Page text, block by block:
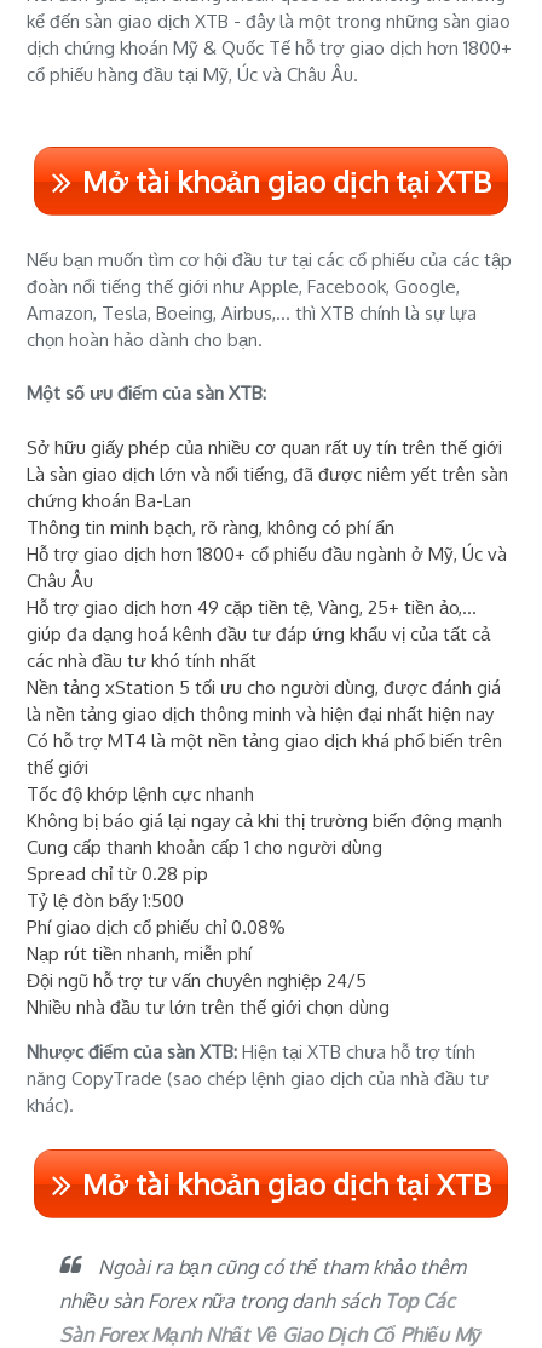
kể đến sàn giao dịch XTB - đây là một trong những sàn giao
dịch chứng khoán Mỹ & Quốc Tế hỗ trợ giao dịch hơn 1800+
cổ phiếu hàng đầu tại Mỹ, Úc và Châu Âu.
Mở tài khoản giao dịch tại XTB
Nếu bạn muốn tìm cơ hội đầu tư tại các cổ phiếu của các tập
đoàn nổi tiếng thế giới như Apple, Facebook, Google,
Amazon, Tesla, Boeing, Airbus,... thì XTB chính là sự lựa
chọn hoàn hảo dành cho bạn.
Một số ưu điểm của sàn XTB:
Sở hữu giấy phép của nhiều cơ quan rất uy tín trên thế giới
Là sàn giao dịch lớn và nổi tiếng, đã được niêm yết trên sàn
chứng khoán Ba-Lan
Thông tin minh bạch, rõ ràng, không có phí ẩn
Hỗ trợ giao dịch hơn 1800+ cổ phiếu đầu ngành ở Mỹ, Úc và
Châu Âu
Hỗ trợ giao dịch hơn 49 cặp tiền tệ, Vàng, 25+ tiền ảo,...
giúp đa dạng hoá kênh đầu tư đáp ứng khẩu vị của tất cả
các nhà đầu tư khó tính nhất
Nền tảng xStation 5 tối ưu cho người dùng, được đánh giá
là nền tảng giao dịch thông minh và hiện đại nhất hiện nay
Có hỗ trợ MT4 là một nền tảng giao dịch khá phổ biến trên
thế giới
Tốc độ khớp lệnh cực nhanh
Không bị báo giá lại ngay cả khi thị trường biến động mạnh
Cung cấp thanh khoản cấp 1 cho người dùng
Spread chỉ từ 0.28 pip
Tỷ lệ đòn bẩy 1:500
Phí giao dịch cổ phiếu chỉ 0.08%
Nạp rút tiền nhanh, miễn phí
Đội ngũ hỗ trợ tư vấn chuyên nghiệp 24/5
Nhiều nhà đầu tư lớn trên thế giới chọn dùng
Nhược điểm của sàn XTB: Hiện tại XTB chưa hỗ trợ tính
năng CopyTrade (sao chép lệnh giao dịch của nhà đầu tư
khác).
Mở tài khoản giao dịch tại XTB
Ngoài ra bạn cũng có thể tham khảo thêm
nhiều sàn Forex nữa trong danh sách Top Các
Sàn Forex Mạnh Nhất Về Giao Dịch Cổ Phiếu Mỹ